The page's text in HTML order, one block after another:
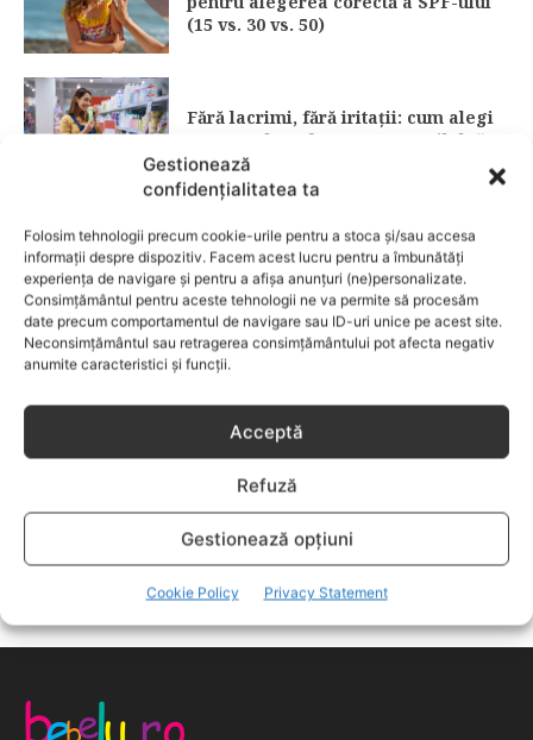
Gestionează
confidențialitatea ta
Folosim tehnologii precum cookie-urile pentru a stoca și/sau accesa
informații despre dispozitiv. Facem acest lucru pentru a îmbunătăți
experiența de navigare și pentru a afișa anunțuri (ne)personalizate.
Consimțământul pentru aceste tehnologii ne va permite să procesăm
date precum comportamentul de navigare sau ID-uri unice pe acest site.
Neconsimțământul sau retragerea consimțământului pot afecta negativ
anumite caracteristici și funcții.
Acceptă
Refuză
Gestionează opțiuni
Cookie Policy Privacy Statement
(15 vs. 30 vs. 50)
Fără lacrimi, fără iritații: cum alegi
șamponul perfect pentru copilul tău
CATEGORII POPULARE
EVENIMENTE
741
LIFESTYLE
COPII
634
FAMILIA
582
DEZVOLTAREA COPILULUI
COMPORTAMENT
294